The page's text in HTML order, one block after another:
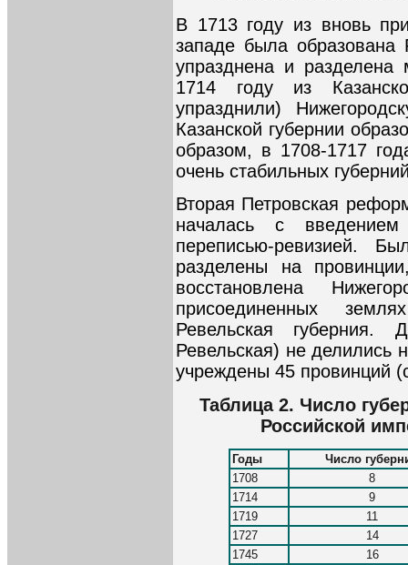
В 1713 году из вновь
западе была образована
упразднена и
1714 году из
упразднили)
Казанской губернии
образом, в 1708-1717
очень стабильных
Вторая Петровская
началась с
переписью-ревизией.
разделены на
восстановлена
присоединенных
Ревельская губерния.
Ревельская) не делились
учреждены 45 провинций
Таблица 2. Число
Российской
Годы
Число
1708
8
1714
9
1719
11
1727
14
1745
16